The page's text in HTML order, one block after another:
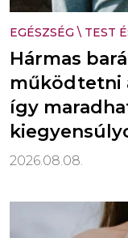
EGÉSZSÉG \ TEST
Hármas
működtetni
így
2026.08.08.